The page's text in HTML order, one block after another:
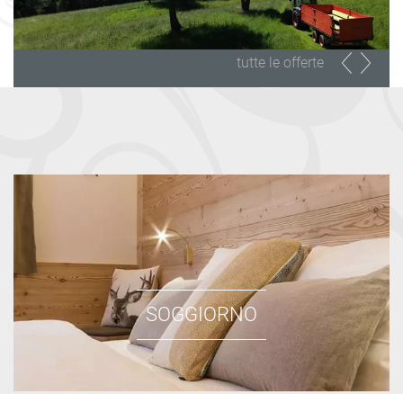
tutte le offerte
SOGGIORNO